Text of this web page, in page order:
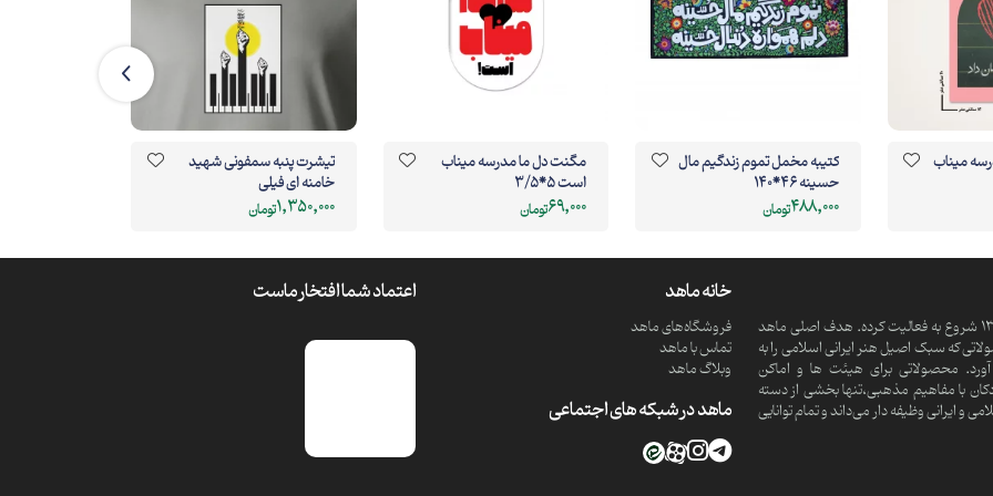
ماشین مدرسه میناب
کتیبه مخمل تموم زندگیم مال
حسینه 46*140
488,000تومان
مگنت دل ما مدرسه میناب
است 5*3/5
69,000تومان
تیشرت پنبه سمفونی شهید
خامنه ای فیلی
1,350,000تومان
ماهد یک موسسه فرهنگی و مذهبی دانش بنیان است که از سال 1390 شروع به فعالیت کرده. هدف اصلی ماهد
که سبک اصیل هنر ایرانی اسلامی را به
محصولاتی برای هیئت ها و اماکن
با مفاهیم مذهبی،تنها بخشی از دسته
وظیفه دار می‌داند و تمام توانایی
خانه ماهد
فروشگاه‌های ماهد
تماس با ماهد
وبلاگ ماهد
ماهد در شبکه های اجتماعی
اعتماد شما افتخار ماست